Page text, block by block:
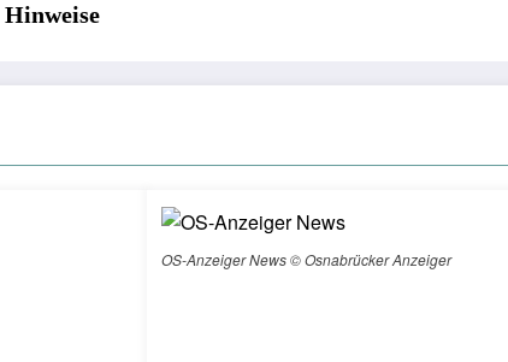
OS-Anzeiger News © Osnabrücker Anzeiger